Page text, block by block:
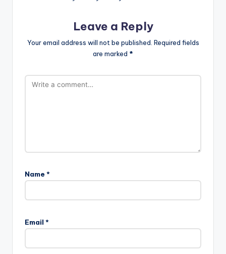
Leave a Reply
Your email address will not be published. Required fields
are marked *
Name *
Email *